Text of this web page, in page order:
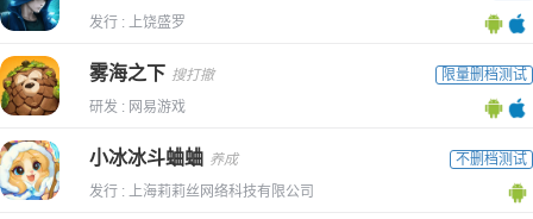
发行 : 上饶盛罗
雾海之下 搜打撤
限量删档测试
研发 : 网易游戏
小冰冰斗蛐蛐 养成
不删档测试
发行 : 上海莉莉丝网络科技有限公司